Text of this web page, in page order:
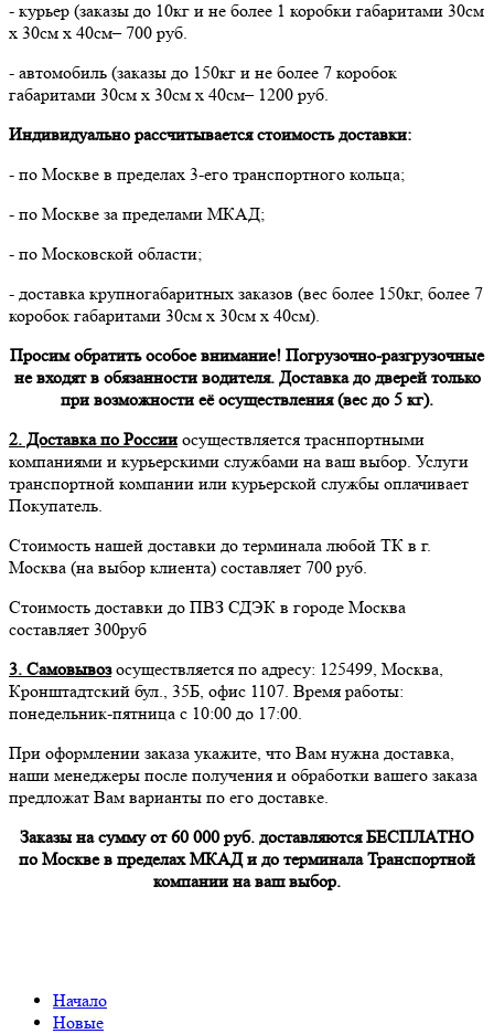
- курьер (заказы до 10кг и не более 1 коробки габаритами 30см
х 30см х 40см– 700 руб.
- автомобиль (заказы до 150кг и не более 7 коробок
габаритами 30см х 30см х 40см– 1200 руб.
Индивидуально рассчитывается стоимость доставки:
- по Москве в пределах 3-его транспортного кольца;
- по Москве за пределами МКАД;
- по Московской области;
- доставка крупногабаритных заказов (вес более 150кг, более 7
коробок габаритами 30см х 30см х 40см).
Просим обратить особое внимание! Погрузочно-разгрузочные
не входят в обязанности водителя. Доставка до дверей только
при возможности её осуществления (вес до 5 кг).
2. Доставка по России осуществляется траснпортными
компаниями и курьерскими службами на ваш выбор. Услуги
транспортной компании или курьерской службы оплачивает
Покупатель.
Стоимость нашей доставки до терминала любой ТК в г.
Москва (на выбор клиента) составляет 700 руб.
Стоимость доставки до ПВЗ СДЭК в городе Москва
составляет 300руб
3. Самовывозосуществляется по адресу: 125499, Москва,
Кронштадтский бул., 35Б, офис 1107. Время работы:
понедельник-пятница с 10:00 до 17:00.
При оформлении заказа укажите, что Вам нужна доставка,
наши менеджеры после получения и обработки вашего заказа
предложат Вам варианты по его доставке.
Заказы на сумму от 60 000 руб. доставляются БЕСПЛАТНО
по Москве в пределах МКАД и до терминала Транспортной
компании на ваш выбор.
Начало
Новые